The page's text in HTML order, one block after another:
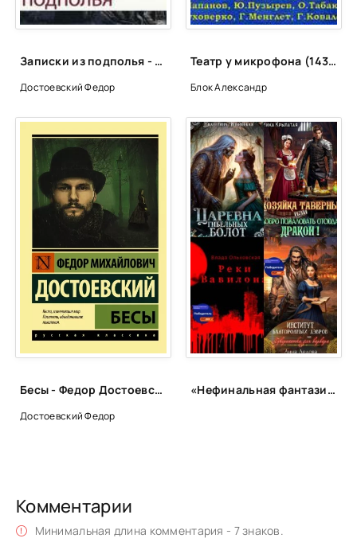
Записки из подполья - Федор Достоевский
Достоевский Федор
Театр у микрофона (143 альбома)
Блок Александр
Бесы - Федор Достоевский
Достоевский Федор
«Нефинальная фантазия»: лонг-лист
Комментарии
Минимальная длина комментария - 7 знаков.